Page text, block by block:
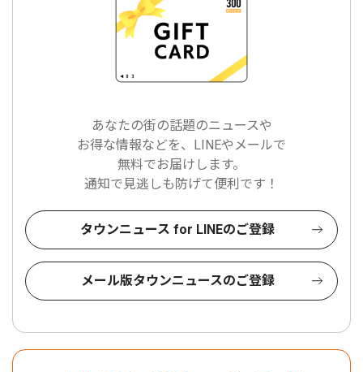
あなたの街の話題のニュースや
お得な情報などを、LINEやメールで
無料でお届けします。
通知で見逃しも防げて便利です！
タウンニュース for LINEのご登録
メール版タウンニュースのご登録